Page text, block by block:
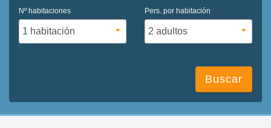
Nº habitaciones Pers. por habitación
Buscar